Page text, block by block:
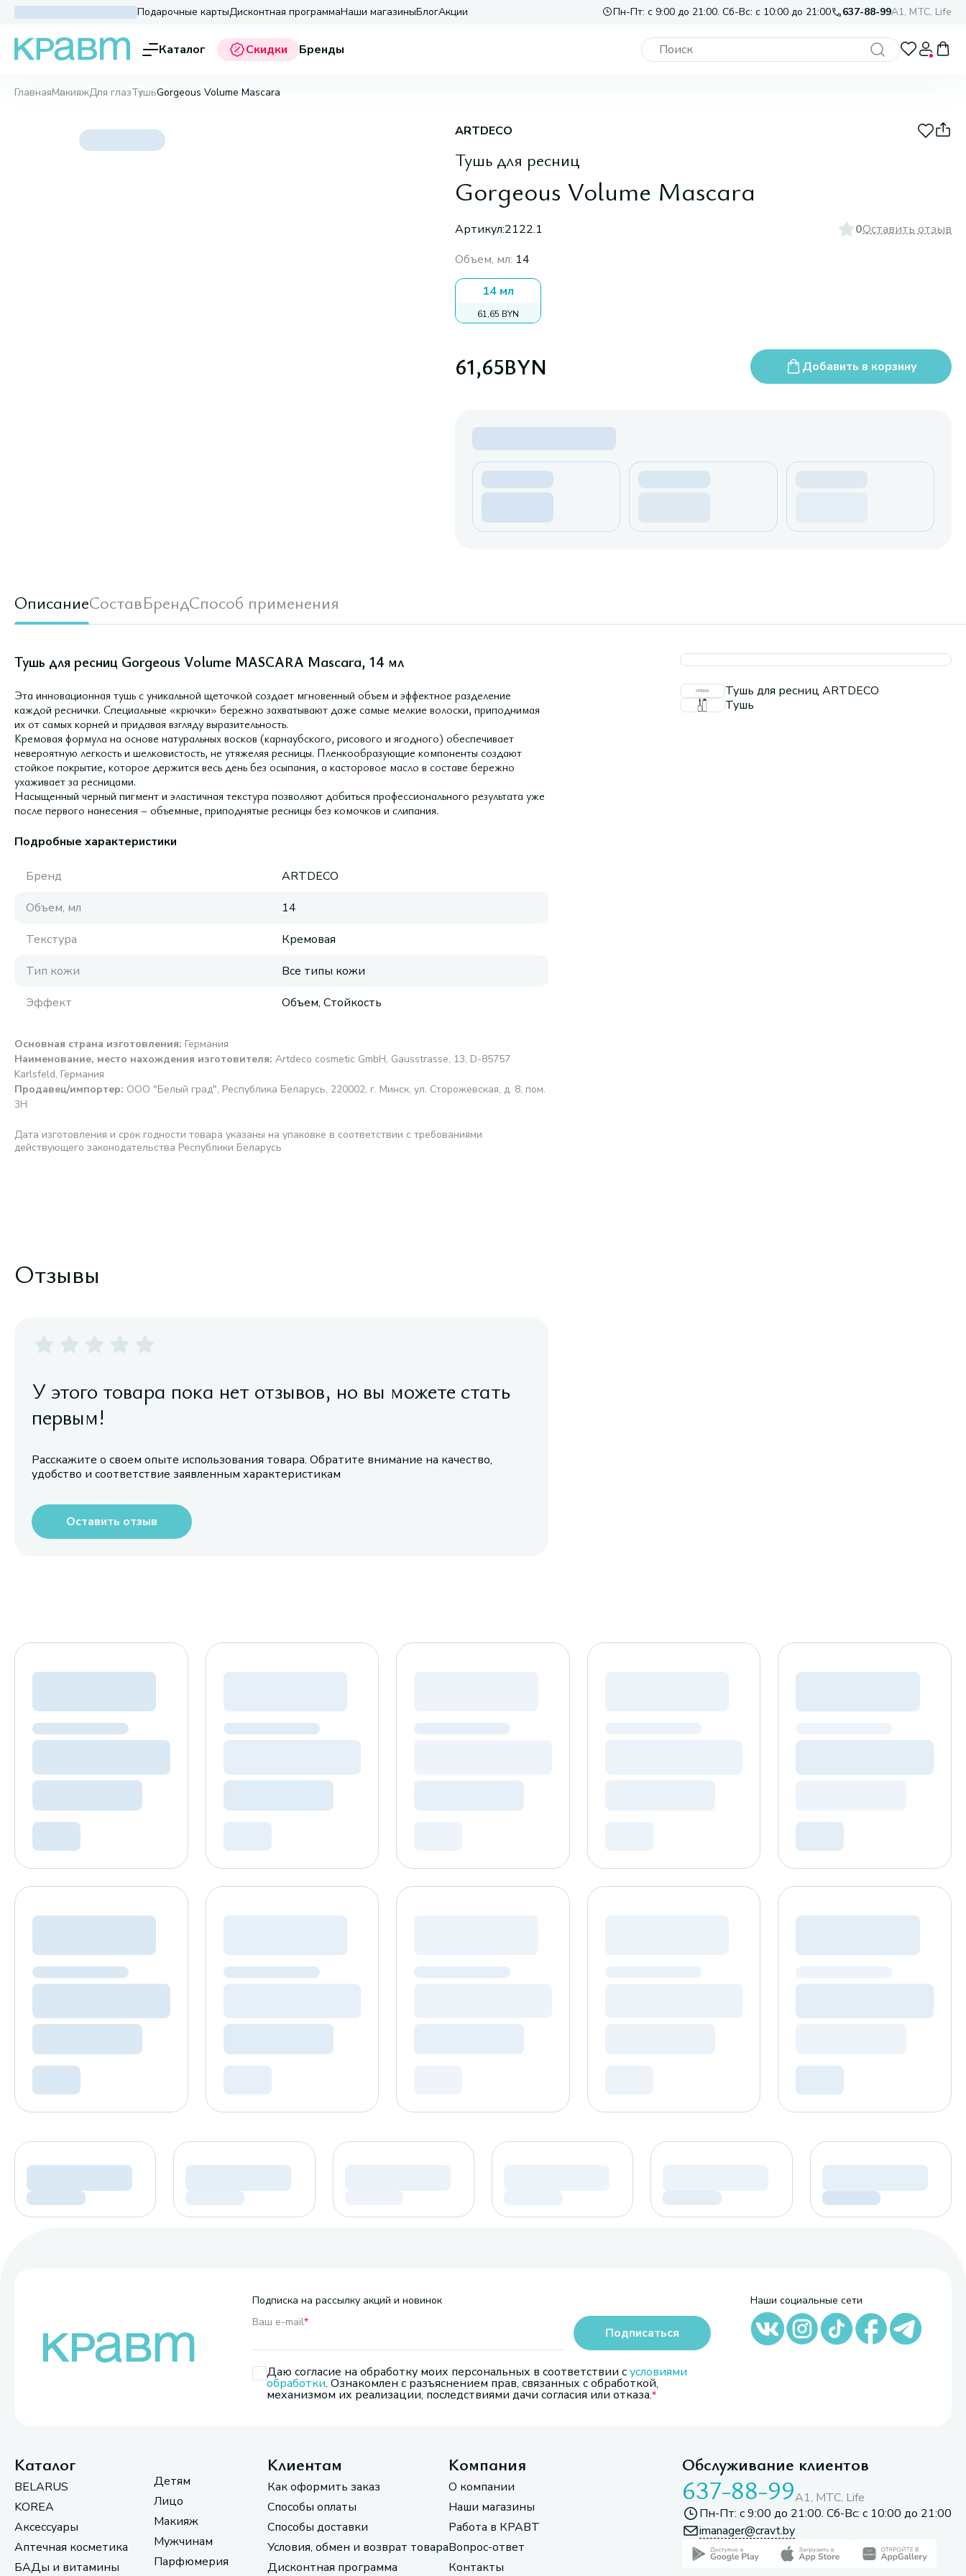
Подарочные картыДисконтная программаНаши магазиныБлогАкции Пн-Пт: с 9:00 до 21:00. Сб-Вс: с 10:00 до 21:00 637-88-99A1, МТС, Life
Каталог Скидки Бренды
ГлавнаяМакияжДля глазТушьGorgeous Volume Mascara
ARTDECO
Тушь для ресниц
Gorgeous Volume Mascara
Артикул:2122.1 0Оставить отзыв
Объем, мл: 14
14 мл
61,65 BYN
61,65BYN Добавить в корзину
ОписаниеСоставБрендСпособ применения
Тушь для ресниц Gorgeous Volume MASCARA Mascara, 14 мл
Эта инновационная тушь с уникальной щеточкой создает мгновенный объем и эффектное разделение
каждой реснички. Специальные «крючки» бережно захватывают даже самые мелкие волоски, приподнимая
их от самых корней и придавая взгляду выразительность.
Кремовая формула на основе натуральных восков (карнаубского, рисового и ягодного) обеспечивает
невероятную легкость и шелковистость, не утяжеляя ресницы. Пленкообразующие компоненты создают
стойкое покрытие, которое держится весь день без осыпания, а касторовое масло в составе бережно
ухаживает за ресницами.
Насыщенный черный пигмент и эластичная текстура позволяют добиться профессионального результата уже
после первого нанесения – объемные, приподнятые ресницы без комочков и слипания.
Подробные характеристики
Бренд
ARTDECO
Объем, мл
14
Текстура
Кремовая
Тип кожи
Все типы кожи
Эффект
Объем, Стойкость
Основная страна изготовления: Германия
Наименование, место нахождения изготовителя: Artdeco cosmetic GmbH, Gausstrasse, 13, D-85757
Karlsfeld, Германия
Продавец/импортер: ООО "Белый град", Республика Беларусь, 220002, г. Минск, ул. Сторожевская, д. 8, пом.
3Н
Дата изготовления и срок годности товара указаны на упаковке в соответствии с требованиями
действующего законодательства Республики Беларусь
Тушь для ресниц ARTDECO
Тушь
Отзывы
У этого товара пока нет отзывов, но вы можете стать
первым!
Расскажите о своем опыте использования товара. Обратите внимание на качество,
удобство и соответствие заявленным характеристикам
Оставить отзыв
Подписка на рассылку акций и новинок
Ваш e-mail*
Даю согласие на обработку моих персональных в соответствии сусловиями
обработки. Ознакомлен с разъяснением прав, связанных с обработкой,
механизмом их реализации, последствиями дачи согласия или отказа.
Подписаться
Наши социальные сети
Каталог
BELARUS
KOREA
Аксессуары
Аптечная косметика
БАДы и витамины
Детям
Лицо
Макияж
Мужчинам
Парфюмерия
Клиентам
Как оформить заказ
Способы оплаты
Способы доставки
Условия, обмен и возврат товара
Дисконтная программа
Компания
О компании
Наши магазины
Работа в КРАВТ
Вопрос-ответ
Контакты
Обслуживание клиентов
637-88-99A1, МТС, Life
Пн-Пт: с 9:00 до 21:00. Сб-Вс: с 10:00 до 21:00
imanager@cravt.by